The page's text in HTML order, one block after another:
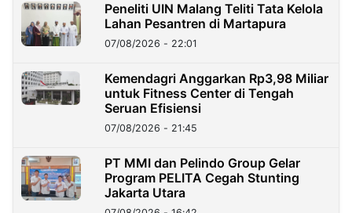
Peneliti UIN Malang Teliti Tata Kelola
Lahan Pesantren di Martapura
07/08/2026 - 22:01
Kemendagri Anggarkan Rp3,98 Miliar
untuk Fitness Center di Tengah
Seruan Efisiensi
07/08/2026 - 21:45
PT MMI dan Pelindo Group Gelar
Program PELITA Cegah Stunting
Jakarta Utara